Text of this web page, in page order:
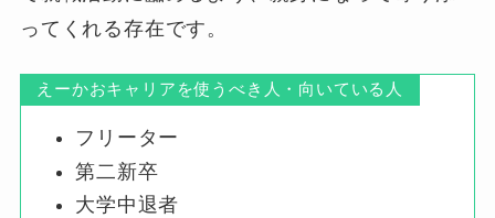
ってくれる存在です。
えーかおキャリアを使うべき人・向いている人
フリーター
第二新卒
大学中退者